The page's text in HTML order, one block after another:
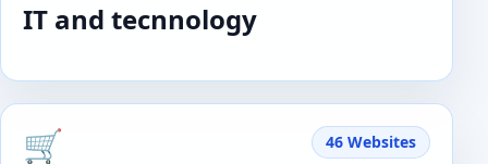
IT and tecnnology
🛒 46 Websites